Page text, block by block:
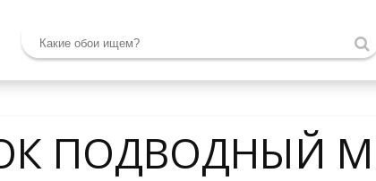
ПОДВОДНЫЙ